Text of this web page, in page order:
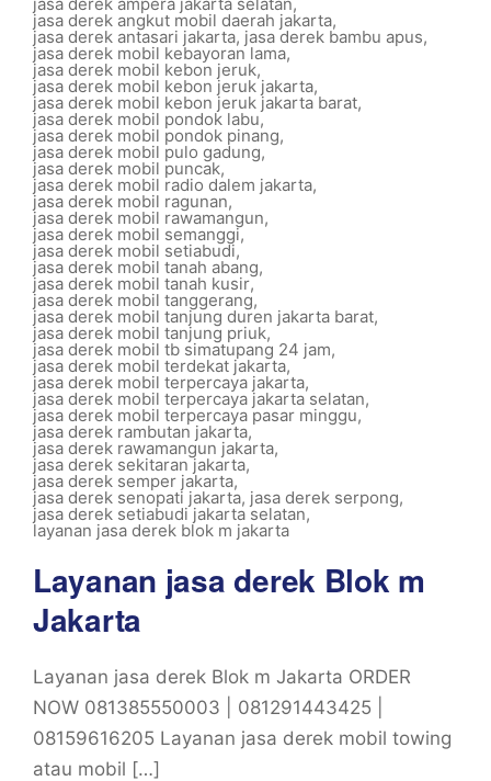
jasa derek angkut mobil daerah jakarta,
jasa derek antasari jakarta, jasa derek bambu apus,
jasa derek mobil kebayoran lama,
jasa derek mobil kebon jeruk,
jasa derek mobil kebon jeruk jakarta,
jasa derek mobil kebon jeruk jakarta barat,
jasa derek mobil pondok labu,
jasa derek mobil pondok pinang,
jasa derek mobil pulo gadung,
jasa derek mobil puncak,
jasa derek mobil radio dalem jakarta,
jasa derek mobil ragunan,
jasa derek mobil rawamangun,
jasa derek mobil semanggi,
jasa derek mobil setiabudi,
jasa derek mobil tanah abang,
jasa derek mobil tanah kusir,
jasa derek mobil tanggerang,
jasa derek mobil tanjung duren jakarta barat,
jasa derek mobil tanjung priuk,
jasa derek mobil tb simatupang 24 jam,
jasa derek mobil terdekat jakarta,
jasa derek mobil terpercaya jakarta,
jasa derek mobil terpercaya jakarta selatan,
jasa derek mobil terpercaya pasar minggu,
jasa derek rambutan jakarta,
jasa derek rawamangun jakarta,
jasa derek sekitaran jakarta,
jasa derek semper jakarta,
jasa derek senopati jakarta, jasa derek serpong,
jasa derek setiabudi jakarta selatan,
layanan jasa derek blok m jakarta
Layanan jasa derek Blok m
Jakarta
Layanan jasa derek Blok m Jakarta ORDER
NOW 081385550003 | 081291443425 |
08159616205 Layanan jasa derek mobil towing
atau mobil […]